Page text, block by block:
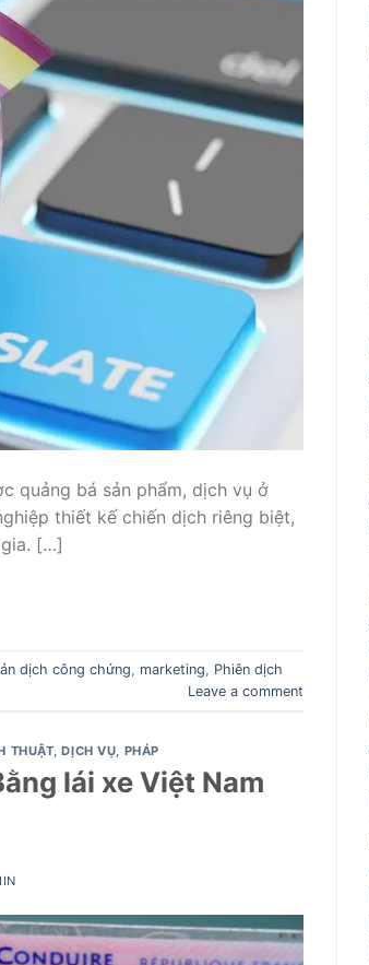
quảng bá sản phẩm, dịch vụ ở
thiết kế chiến dịch riêng biệt,
[…]
dịch công chứng marketing
Phiên dịch
Leave a comment
THUẬT,DỊCH VỤ, PHÁP
lái xe Việt Nam